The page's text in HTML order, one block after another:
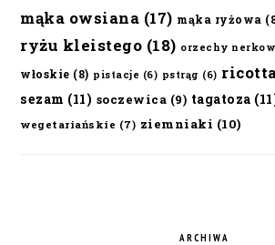
mąka owsiana (17) mąka ryżowa
ryżu kleistego (18) orzechy
włoskie (8) pistacje (6) pstrąg (6)
sezam (11) soczewica (9) tagatoza
wegetariańskie (7) ziemniaki (10)
ARCHIWA